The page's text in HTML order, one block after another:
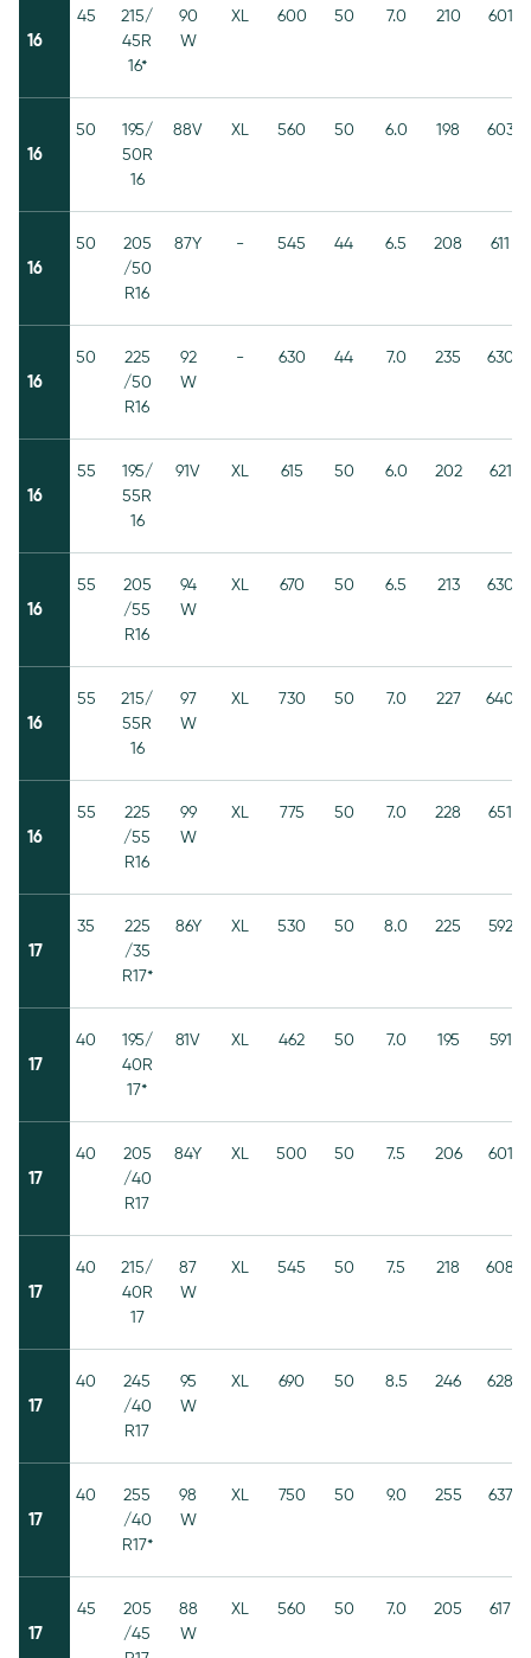
16
45
215/
45R
16*
90
W
XL 600 50 7.0 210 601
16
50
195/
50R
16
88V XL 560 50 6.0 198 603
16
50
205
/50
R16
87Y - 545 44 6.5 208 611
16
50
225
/50
R16
92
W
- 630 44 7.0 235 630
16
55
195/
55R
16
91V XL 615 50 6.0 202 621
16
55
205
/55
R16
94
W
XL 670 50 6.5 213 630
16
55
215/
55R
16
97
W
XL 730 50 7.0 227 640
16
55
225
/55
R16
99
W
XL 775 50 7.0 228 651
17
35
225
/35
R17*
86Y XL 530 50 8.0 225 592
17
40
195/
40R
17*
81V XL 462 50 7.0 195 591
17
40
205
/40
R17
84Y XL 500 50 7.5 206 601
17
40
215/
40R
17
87
W
XL 545 50 7.5 218 608
17
40
245
/40
R17
95
W
XL 690 50 8.5 246 628
17
40
255
/40
R17*
98
W
XL 750 50 9.0 255 637
17
45
205
/45
88
W
XL 560 50 7.0 205 617